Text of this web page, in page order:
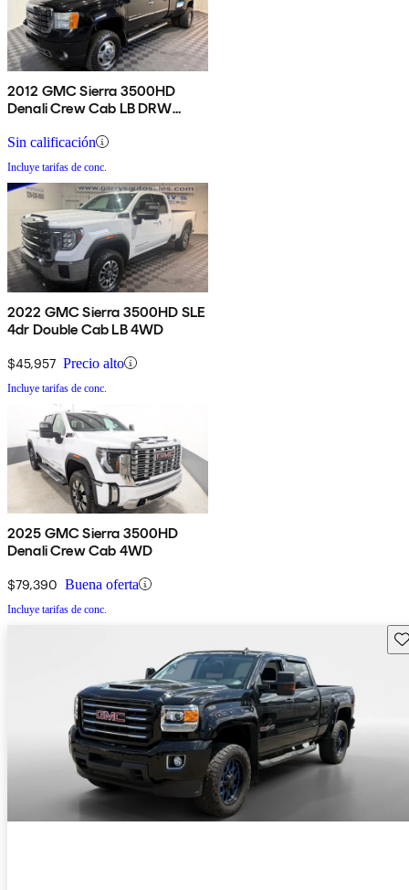
2012 GMC Sierra 3500HD
Denali Crew Cab LB DRW
Sin calificación
Incluye tarifas de conc.
2022 GMC Sierra 3500HD SLE
4dr Double Cab LB 4WD
$45,957 Precio alto
Incluye tarifas de conc.
2025 GMC Sierra 3500HD
Denali Crew Cab 4WD
$79,390 Buena oferta
Incluye tarifas de conc.